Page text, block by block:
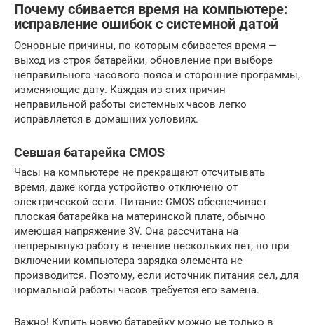
Почему сбивается время на компьютере:
исправление ошибок с системной датой
Основные причины, по которым сбивается время —
выход из строя батарейки, обновление при выборе
неправильного часового пояса и сторонние программы,
изменяющие дату. Каждая из этих причин
неправильной работы системных часов легко
исправляется в домашних условиях.
Севшая батарейка CMOS
Часы на компьютере не прекращают отсчитывать
время, даже когда устройство отключено от
электрической сети. Питание CMOS обеспечивает
плоская батарейка на материнской плате, обычно
имеющая напряжение 3V. Она рассчитана на
непрерывную работу в течение нескольких лет, но при
включении компьютера зарядка элемента не
производится. Поэтому, если источник питания сел, для
нормальной работы часов требуется его замена.
Важно! Купить новую батарейку можно не только в